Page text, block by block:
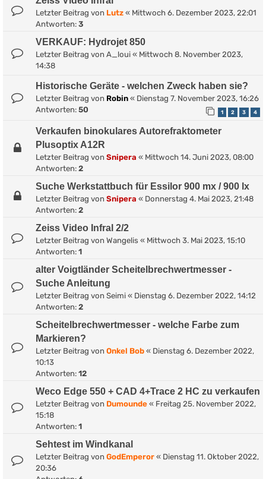
Letzter Beitrag von Lutz « Mittwoch 6. Dezember 2023, 22:01
Antworten: 3
VERKAUF: Hydrojet 850
Letzter Beitrag von A_loui « Mittwoch 8. November 2023,
14:38
Historische Geräte - welchen Zweck haben sie?
Letzter Beitrag von Robin « Dienstag 7. November 2023, 16:26
Antworten: 50 1 2 3 4
Verkaufen binokulares Autorefraktometer
Plusoptix A12R
Letzter Beitrag von Snipera « Mittwoch 14. Juni 2023, 08:00
Antworten: 2
Suche Werkstattbuch für Essilor 900 mx / 900 lx
Letzter Beitrag von Snipera « Donnerstag 4. Mai 2023, 21:48
Antworten: 2
Zeiss Video Infral 2/2
Letzter Beitrag von Wangelis « Mittwoch 3. Mai 2023, 15:10
Antworten: 1
alter Voigtländer Scheitelbrechwertmesser -
Suche Anleitung
Letzter Beitrag von Seimi « Dienstag 6. Dezember 2022, 14:12
Antworten: 2
Scheitelbrechwertmesser - welche Farbe zum
Markieren?
Letzter Beitrag von Onkel Bob « Dienstag 6. Dezember 2022,
10:13
Antworten: 12
Weco Edge 550 + CAD 4+Trace 2 HC zu verkaufen
Letzter Beitrag von Dumounde « Freitag 25. November 2022,
15:18
Antworten: 1
Sehtest im Windkanal
Letzter Beitrag von GodEmperor « Dienstag 11. Oktober 2022,
20:36